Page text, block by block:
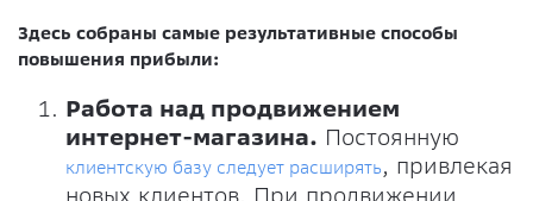
Здесь собраны самые результативные способы
повышения прибыли:
Работа над продвижением
интернет-магазина. Постоянную
клиентскую базу следует расширять, привлекая
новых клиентов. При продвижении